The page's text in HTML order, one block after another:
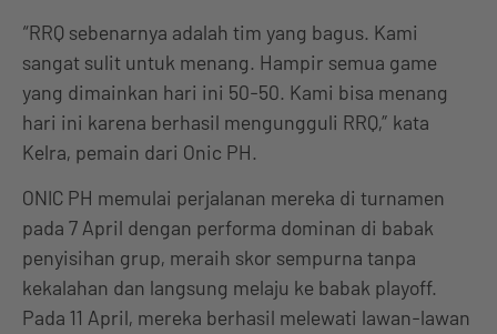
“RRQ sebenarnya adalah tim yang bagus. Kami
sangat sulit untuk menang. Hampir semua game
yang dimainkan hari ini 50-50. Kami bisa menang
hari ini karena berhasil mengungguli RRQ,” kata
Kelra, pemain dari Onic PH.
ONIC PH memulai perjalanan mereka di turnamen
pada 7 April dengan performa dominan di babak
penyisihan grup, meraih skor sempurna tanpa
kekalahan dan langsung melaju ke babak playoff.
Pada 11 April, mereka berhasil melewati lawan-lawan